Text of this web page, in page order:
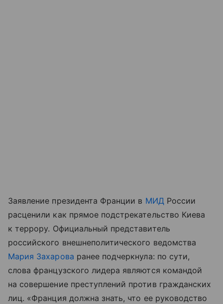
Заявление президента Франции в МИДРоссии
расценили как прямое подстрекательство Киева
к террору. Официальный представитель
российского внешнеполитического ведомства
Мария Захарова ранее подчеркнула: по сути,
слова французского лидера являются командой
на совершение преступлений против гражданских
лиц. «Франция должна знать, что ее руководство